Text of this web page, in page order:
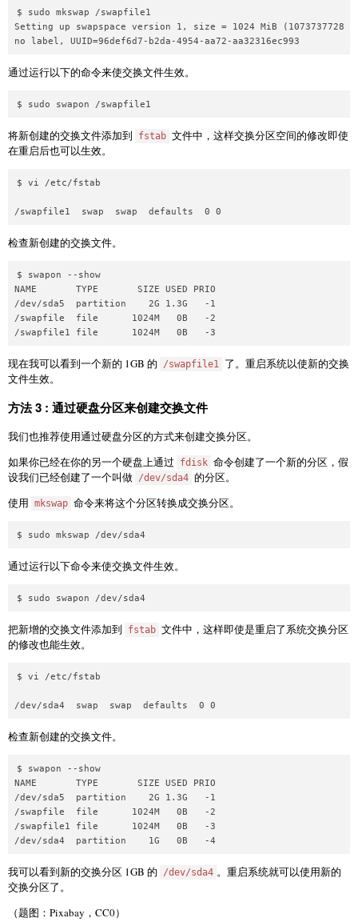
$ sudo mkswap /swapfile1
Setting up swapspace version 1, size = 1024 MiB (1073737728
通过运行以下的命令来使交换文件生效。
将新创建的交换文件添加到 fstab 文件中，这样交换分区空间的修改即使
在重启后也可以生效。
$ vi /etc/fstab
检查新创建的交换文件。
$ swapon --show
NAME       TYPE       SIZE USED PRIO
/dev/sda5  partition    2G 1.3G   -1
/swapfile  file      1024M   0B   -2
现在我可以看到一个新的 1GB 的 /swapfile1 了。重启系统以使新的交换
文件生效。
方法 3 : 通过硬盘分区来创建交换文件
我们也推荐使用通过硬盘分区的方式来创建交换分区。
如果你已经在你的另一个硬盘上通过 fdisk 命令创建了一个新的分区，假
设我们已经创建了一个叫做 /dev/sda4 的分区。
使用 mkswap 命令来将这个分区转换成交换分区。
通过运行以下命令来使交换文件生效。
把新增的交换文件添加到 fstab 文件中，这样即使是重启了系统交换分区
的修改也能生效。
$ vi /etc/fstab
检查新创建的交换文件。
$ swapon --show
NAME       TYPE       SIZE USED PRIO
/dev/sda5  partition    2G 1.3G   -1
/swapfile  file      1024M   0B   -2
/swapfile1 file      1024M   0B   -3
我可以看到新的交换分区 1GB 的 /dev/sda4 。重启系统就可以使用新的
交换分区了。
（题图：Pixabay，CC0）